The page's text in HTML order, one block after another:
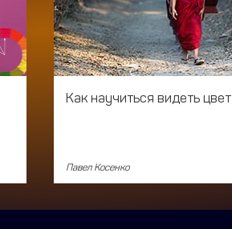
Как научиться видеть цвет
Павел Косенко